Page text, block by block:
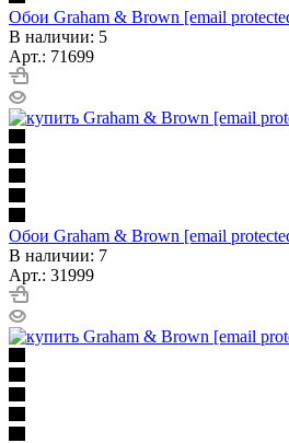
Обои Graham & Brown [email
В наличии: 5
Арт.: 71699
Обои Graham & Brown [email
В наличии: 7
Арт.: 31999